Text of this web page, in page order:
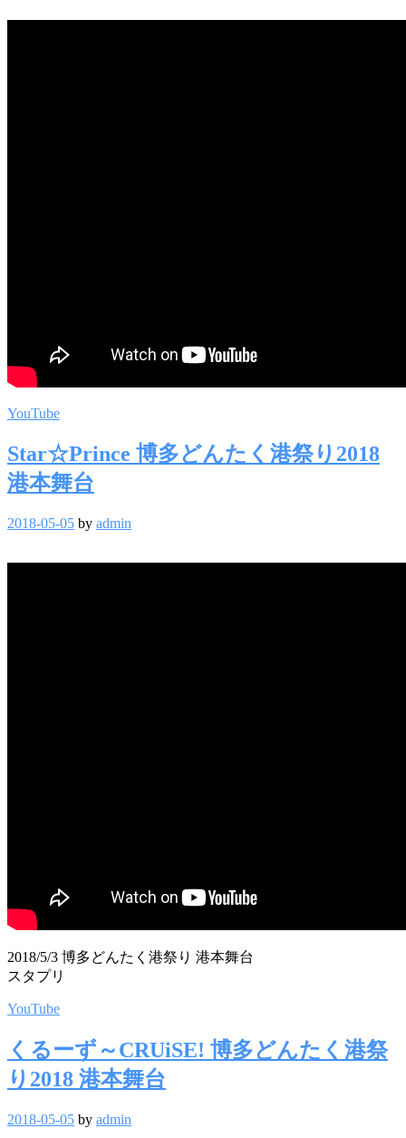
YouTube
Star☆Prince 博多どんたく港祭り2018
港本舞台
2018-05-05 by admin
2018/5/3 博多どんたく港祭り 港本舞台
スタプリ
YouTube
くるーず～CRUiSE! 博多どんたく港祭
り2018 港本舞台
2018-05-05 by admin